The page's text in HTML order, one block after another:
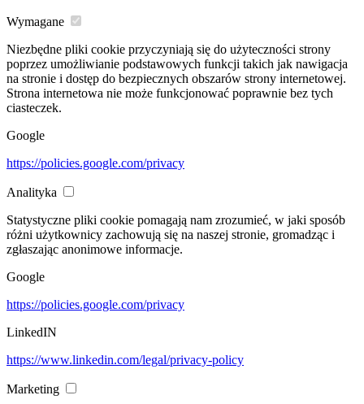
Wymagane
Niezbędne pliki cookie przyczyniają się do użyteczności strony
poprzez umożliwianie podstawowych funkcji takich jak nawigacja
na stronie i dostęp do bezpiecznych obszarów strony internetowej.
Strona internetowa nie może funkcjonować poprawnie bez tych
ciasteczek.
Google
https://policies.google.com/privacy
Analityka
Statystyczne pliki cookie pomagają nam zrozumieć, w jaki sposób
różni użytkownicy zachowują się na naszej stronie, gromadząc i
zgłaszając anonimowe informacje.
Google
https://policies.google.com/privacy
LinkedIN
https://www.linkedin.com/legal/privacy-policy
Marketing